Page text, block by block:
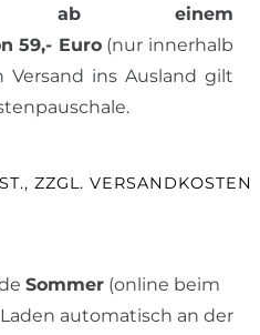
ab einem
59,- Euro(nur innerhalb
Versand ins Ausland gilt
ZZGL. VERSANDKOSTEN
Sommer (online beim
automatisch an der